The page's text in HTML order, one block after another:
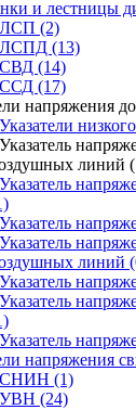
и лестницы
(2)
(13)
(14)
(17)
напряжения
линий
линий
напряжения
(1)
(24)